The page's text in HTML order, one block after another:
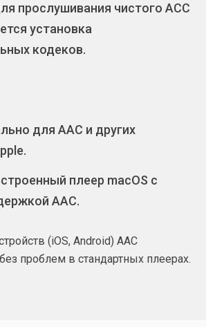
прослушивания чистого ACC
установка
кодеков.
для AAC и других
плеер macOS с
AAC.
(iOS, Android) AAC
проблем в стандартных плеерах.